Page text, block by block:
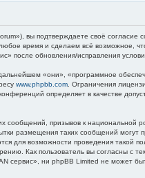
вы подтверждаете своё
время и сделаем всё возможное,
после обновления/исправления
«они», «программное
www.phpbb.com . Ограничения
определяет в качестве
призывов к национальной
размещения таких сообщений
для возможности проведения такой
Как пользователь вы согласны с
ни phpBB Limited не может